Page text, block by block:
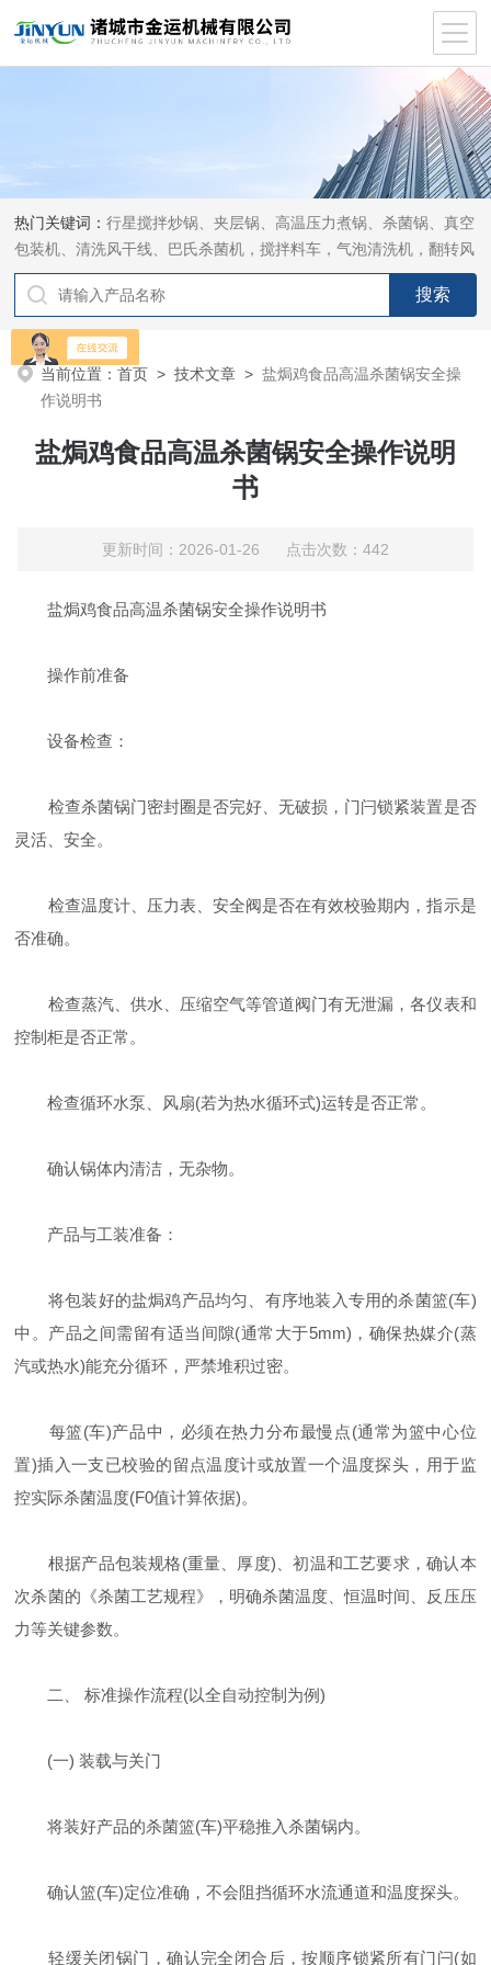
热门关键词：行星搅拌炒锅、夹层锅、高温压力煮锅、杀菌锅、真空
包装机、清洗风干线、巴氏杀菌机，搅拌料车，气泡清洗机，翻转风
干机
当前位置：首页 >技术文章 >盐焗鸡食品高温杀菌锅安全操
作说明书
盐焗鸡食品高温杀菌锅安全操作说明
书
更新时间：2026-01-26 点击次数：442
盐焗鸡食品高温杀菌锅安全操作说明书
操作前准备
设备检查：
检查杀菌锅门密封圈是否完好、无破损，门闩锁紧装置是否
灵活、安全。
检查温度计、压力表、安全阀是否在有效校验期内，指示是
否准确。
检查蒸汽、供水、压缩空气等管道阀门有无泄漏，各仪表和
控制柜是否正常。
检查循环水泵、风扇(若为热水循环式)运转是否正常。
确认锅体内清洁，无杂物。
产品与工装准备：
将包装好的盐焗鸡产品均匀、有序地装入专用的杀菌篮(车)
中。产品之间需留有适当间隙(通常大于5mm)，确保热媒介(蒸
汽或热水)能充分循环，严禁堆积过密。
每篮(车)产品中，必须在热力分布最慢点(通常为篮中心位
置)插入一支已校验的留点温度计或放置一个温度探头，用于监
控实际杀菌温度(F0值计算依据)。
根据产品包装规格(重量、厚度)、初温和工艺要求，确认本
次杀菌的《杀菌工艺规程》，明确杀菌温度、恒温时间、反压压
力等关键参数。
二、 标准操作流程(以全自动控制为例)
(一) 装载与关门
将装好产品的杀菌篮(车)平稳推入杀菌锅内。
确认篮(车)定位准确，不会阻挡循环水流通道和温度探头。
轻缓关闭锅门，确认完全闭合后，按顺序锁紧所有门闩(如